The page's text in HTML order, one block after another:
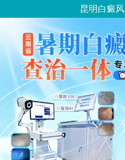
昆明白癜